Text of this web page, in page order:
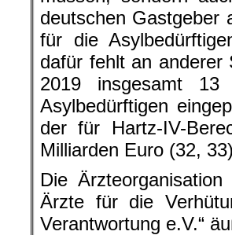
deutschen Gastgeber
für die
dafür fehlt an anderer
2019 insgesamt
Asylbedürftigen
der für Hartz-IV-
Milliarden Euro (32,
Die
Ärzte für die
Verantwortung e.V.“